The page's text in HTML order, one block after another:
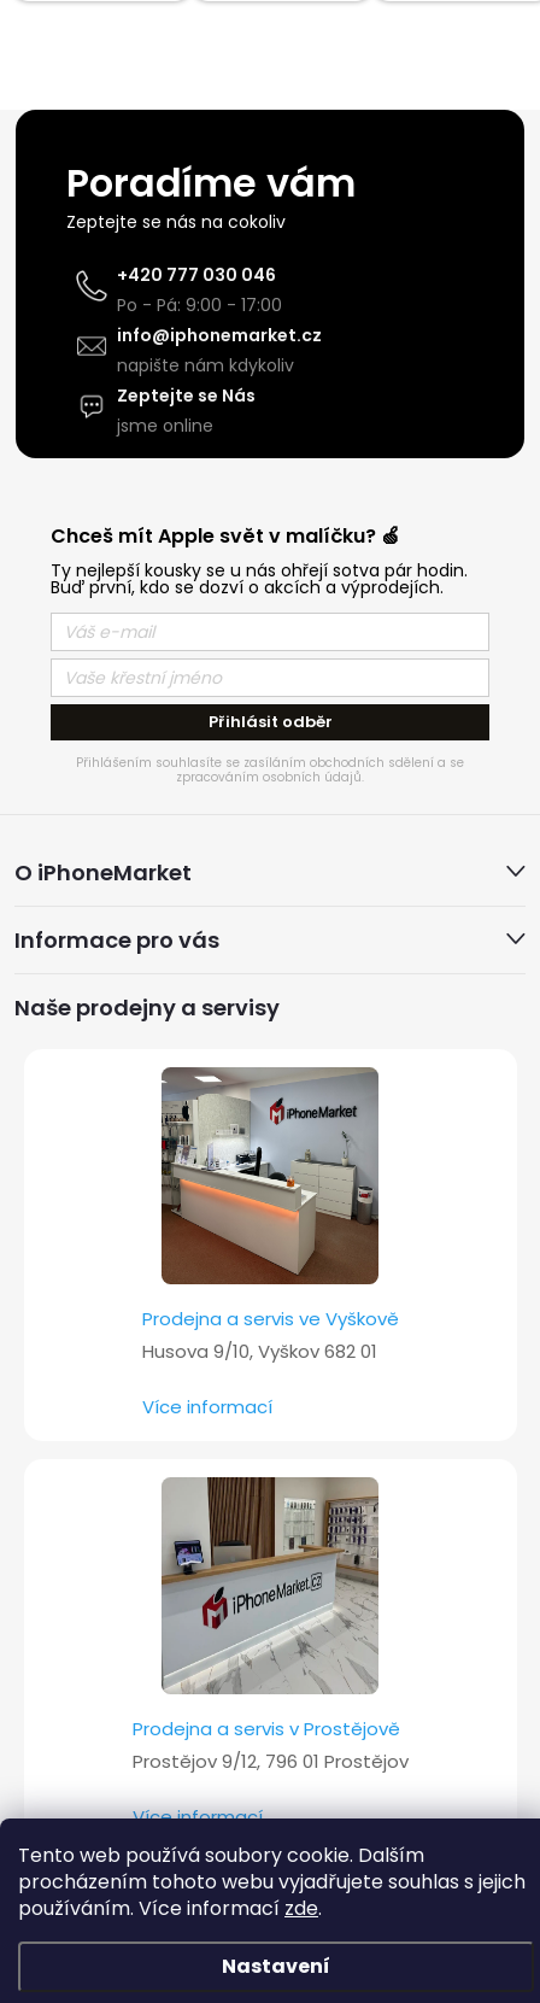
Tento web používá soubory cookie. Dalším
procházením tohoto webu vyjadřujete souhlas s jejich
používáním. Více informací zde.
Nastavení
Poradíme vám
Zeptejte se nás na cokoliv
+420 777 030 046
Po - Pá: 9:00 - 17:00
info@iphonemarket.cz
napište nám kdykoliv
Zeptejte se Nás
jsme online
Chceš mít Apple svět v malíčku? 🍏
Ty nejlepší kousky se u nás ohřejí sotva pár hodin.
Buď první, kdo se dozví o akcích a výprodejích.
Přihlásit odběr
Přihlášením souhlasíte se zasíláním obchodních sdělení a se
zpracováním osobních údajů.
á
p
a
O iPhoneMarket
Informace pro vás
Naše prodejny a servisy
Prodejna a servis ve Vyškově
Husova 9/10, Vyškov 682 01
Více informací
Prodejna a servis v Prostějově
Prostějov 9/12, 796 01 Prostějov
Více informací
Vytvořil Shoptet
Copyright 2026iPhoneMarket.cz. Všechna práva vyhrazena.